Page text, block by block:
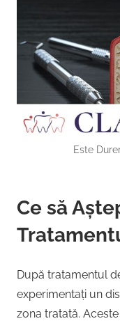
Este
Ce să
După tratamentul
experimentați un
zona tratată.